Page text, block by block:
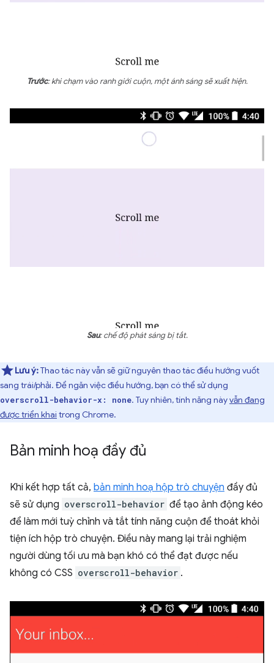
Trước: khi chạm vào ranh giới cuộn, một ánh sáng sẽ xuất hiện.
Sau: chế độ phát sáng bị tắt.
Lưu ý:Thao tác này vẫn sẽ giữ nguyên thao tác điều hướng vuốt
sang trái/phải. Để ngăn việc điều hướng, bạn có thể sử dụng
overscroll-behavior-x: none. Tuy nhiên, tính năng nàyvẫn đang
được triển khai trong Chrome.
Bản minh hoạ đầy đủ
Khi kết hợp tất cả, bản minh hoạ hộp trò chuyện đầy đủ
sẽ sử dụng overscroll-behavior để tạo ảnh động kéo
để làm mới tuỳ chỉnh và tắt tính năng cuộn để thoát khỏi
tiện ích hộp trò chuyện. Điều này mang lại trải nghiệm
người dùng tối ưu mà bạn khó có thể đạt được nếu
không có CSS overscroll-behavior .